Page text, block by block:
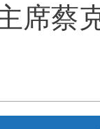
席蔡